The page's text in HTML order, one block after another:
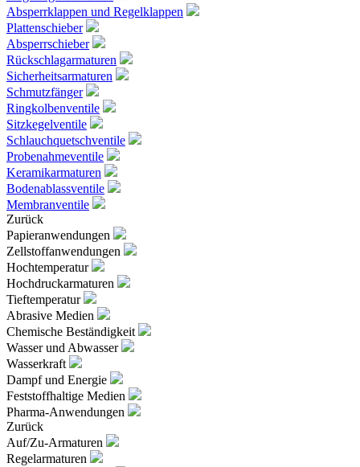
Absperrklappen und Regelklappen
Plattenschieber
Absperrschieber
Rückschlagarmaturen
Sicherheitsarmaturen
Schmutzfänger
Ringkolbenventile
Sitzkegelventile
Schlauchquetschventile
Probenahmeventile
Keramikarmaturen
Bodenablassventile
Membranventile
Zurück
Papieranwendungen
Zellstoffanwendungen
Hochtemperatur
Hochdruckarmaturen
Tieftemperatur
Abrasive Medien
Chemische Beständigkeit
Wasser und Abwasser
Wasserkraft
Dampf und Energie
Feststoffhaltige Medien
Pharma-Anwendungen
Zurück
Auf/Zu-Armaturen
Regelarmaturen